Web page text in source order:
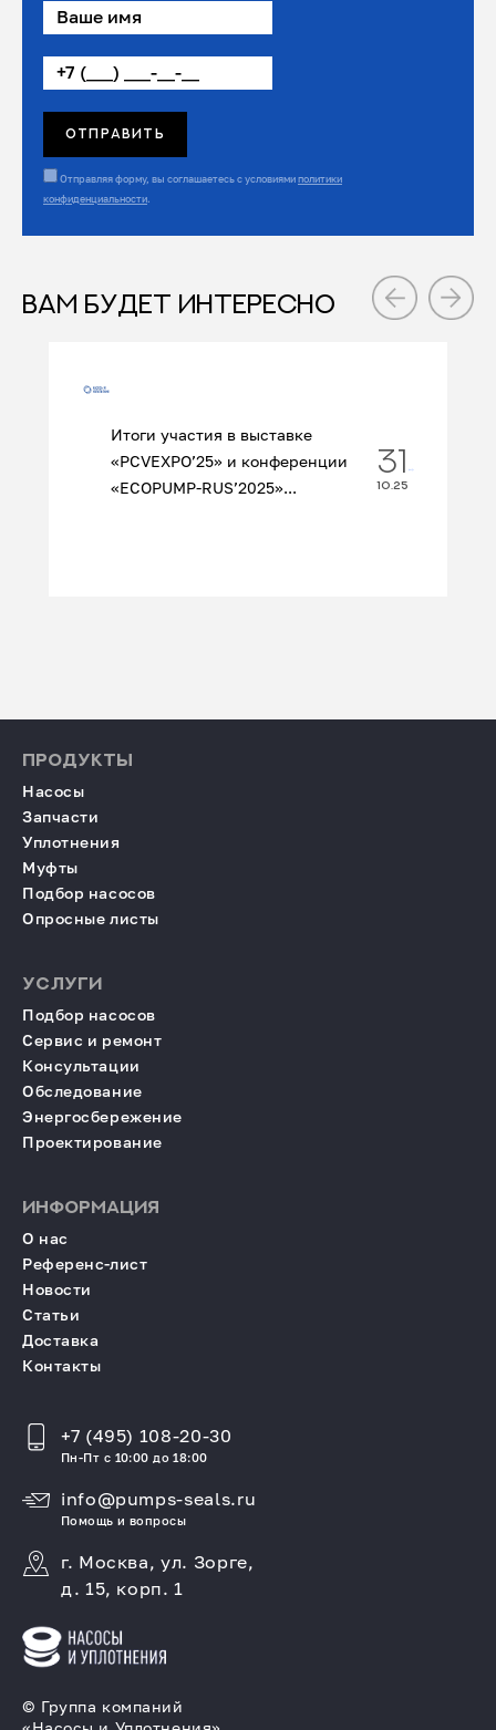
Отправляя форму, вы соглашаетесь с условиямиполитики
конфиденциальности.
ВАМ БУДЕТ ИНТЕРЕСНО
Итоги участия в выставке
«PCVEXPO’25» и конференции
«ECOPUMP‑RUS’2025»...
31
10.25
© Группа компаний
ПРОДУКТЫ
Насосы
Запчасти
Уплотнения
Муфты
Подбор насосов
Опросные листы
УСЛУГИ
Подбор насосов
Сервис и ремонт
Консультации
Обследование
Энергосбережение
Проектирование
ИНФОРМАЦИЯ
О нас
Референс-лист
Новости
Статьи
Доставка
Контакты
+7 (495) 108-20-30
Пн-Пт с 10:00 до 18:00
info@pumps-seals.ru
Помощь и вопросы
г. Москва, ул. Зорге,
д. 15, корп. 1